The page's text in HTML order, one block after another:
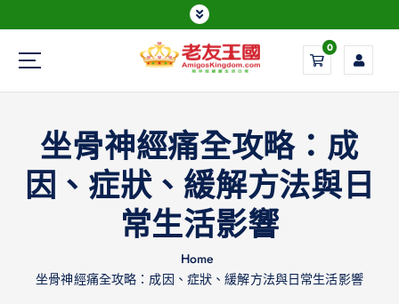
Everything is possible
0
坐骨神經痛全攻略：成
因、症狀、緩解方法與日
常生活影響
Home
坐骨神經痛全攻略：成因、症狀、緩解方法與日常生活影響